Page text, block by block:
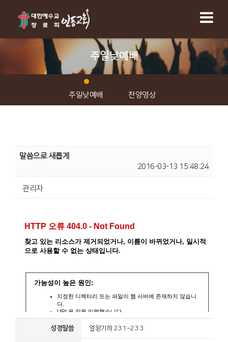
주일낮예배
주일낮예배 찬양영상
말씀으로 새롭게
2016-03-13 15:48:24
관리자
성경말씀 열왕기하 23:1~23:3